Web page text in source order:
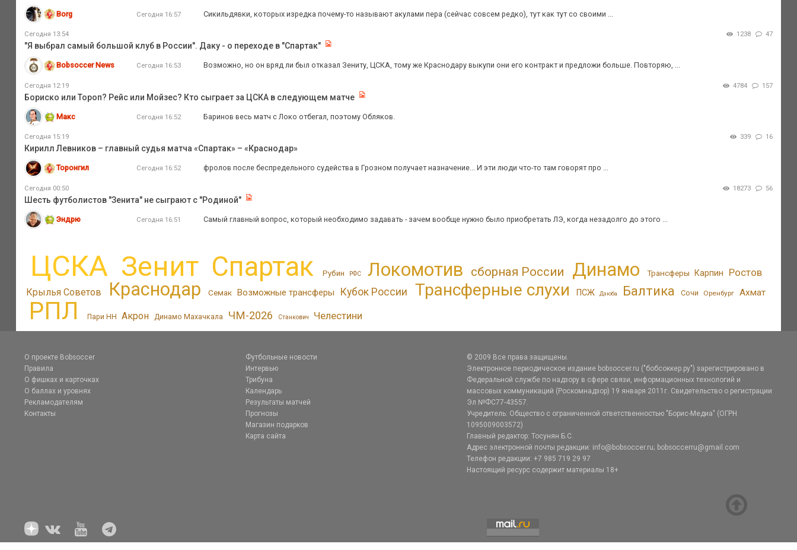
Borg Сегодня 16:57 Сикильдявки, которых изредка почему-то называют акулами пера (сейчас совсем редко), тут как тут со своими ...
Сегодня 13:54 1238 47
"Я выбрал самый большой клуб в России". Даку - о переходе в "Спартак"
Bobsoccer News Сегодня 16:53 Возможно, но он вряд ли был отказал Зениту, ЦСКА, тому же Краснодару выкупи они его контракт и предложи больше. Повторяю, ...
Сегодня 12:19 4784 157
Бориско или Тороп? Рейс или Мойзес? Кто сыграет за ЦСКА в следующем матче
Макс Сегодня 16:52 Баринов весь матч с Локо отбегал, поэтому Обляков.
Сегодня 15:19 339 16
Кирилл Левников – главный судья матча «Спартак» – «Краснодар»
Торонгил Сегодня 16:52 фролов после беспредельного судейства в Грозном получает назначение... И эти люди что-то там говорят про ...
Сегодня 00:50 18273 56
Шесть футболистов "Зенита" не сыграют с "Родиной"
Эндрю Сегодня 16:51 Самый главный вопрос, который необходимо задавать - зачем вообще нужно было приобретать ЛЭ, когда незадолго до этого ...
ЦСКА Зенит Спартак Рубин РФС Локомотив сборная России Динамо Трансферы Карпин Ростов
Крылья Советов Краснодар Семак Возможные трансферы Кубок России Трансферные слухи ПСЖ Дзюба Балтика Сочи Оренбург Ахмат
РПЛ Пари НН Акрон Динамо Махачкала ЧМ-2026 Станкович Челестини
О проекте Bobsoccer
Правила
О фишках и карточках
О баллах и уровнях
Рекламодателям
Контакты
Футбольные новости
Интервью
Трибуна
Календарь
Результаты матчей
Прогнозы
Магазин подарков
Карта сайта
© 2009 Все права защищены.
Электронное периодическое издание bobsoccer.ru ("бобсоккер.ру") зарегистрировано в
Федеральной службе по надзору в сфере связи, информационных технологий и
массовых коммуникаций (Роскомнадзор) 19 января 2011г. Свидетельство о регистрации
Эл №ФС77-43557.
Учредитель: Общество с ограниченной ответственностью "Борис-Медиа" (ОГРН
1095009003572)
Главный редактор: Тосунян Б.С.
Адрес электронной почты редакции: info@bobsoccer.ru; bobsoccerru@gmail.com
Телефон редакции: +7 985 719 29 97
Настоящий ресурс содержит материалы 18+